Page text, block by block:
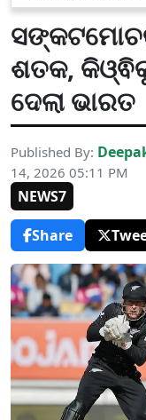
ଶତକ, କିଓ୍ଵିକୁ
ଦେଲା ଭାରତ
Published By:
14, 2026 05:11 PM
NEWS7
Share